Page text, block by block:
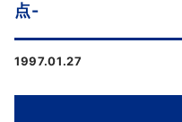
点-
1997.01.27